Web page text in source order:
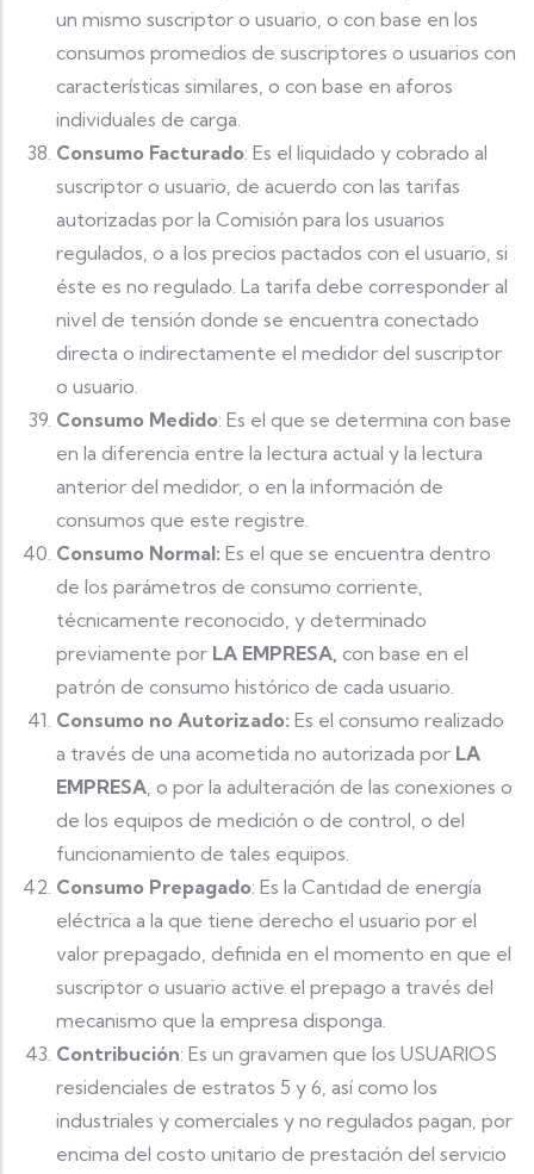
un mismo suscriptor o usuario, o con base en los
consumos promedios de suscriptores o usuarios con
características similares, o con base en aforos
individuales de carga.
Consumo Facturado: Es el liquidado y cobrado al
suscriptor o usuario, de acuerdo con las tarifas
autorizadas por la Comisión para los usuarios
regulados, o a los precios pactados con el usuario, si
éste es no regulado. La tarifa debe corresponder al
nivel de tensión donde se encuentra conectado
directa o indirectamente el medidor del suscriptor
o usuario.
Consumo Medido: Es el que se determina con base
en la diferencia entre la lectura actual y la lectura
anterior del medidor, o en la información de
consumos que este registre.
Consumo Normal: Es el que se encuentra dentro
de los parámetros de consumo corriente,
técnicamente reconocido, y determinado
previamente por LA EMPRESA, con base en el
patrón de consumo histórico de cada usuario.
Consumo no Autorizado: Es el consumo realizado
a través de una acometida no autorizada por LA
EMPRESA, o por la adulteración de las conexiones o
de los equipos de medición o de control, o del
funcionamiento de tales equipos.
Consumo Prepagado: Es la Cantidad de energía
eléctrica a la que tiene derecho el usuario por el
valor prepagado, definida en el momento en que el
suscriptor o usuario active el prepago a través del
mecanismo que la empresa disponga.
Contribución: Es un gravamen que los USUARIOS
residenciales de estratos 5 y 6, así como los
industriales y comerciales y no regulados pagan, por
encima del costo unitario de prestación del servicio